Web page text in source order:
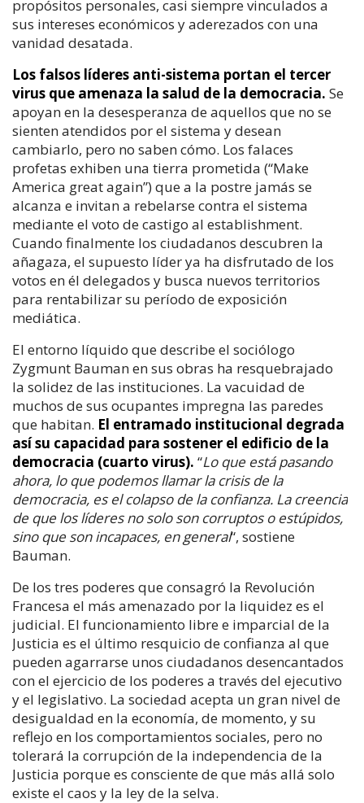
propósitos personales, casi siempre vinculados a
sus intereses económicos y aderezados con una
vanidad desatada.
Los falsos líderes anti-sistema portan el tercer
virus que amenaza la salud de la democracia. Se
apoyan en la desesperanza de aquellos que no se
sienten atendidos por el sistema y desean
cambiarlo, pero no saben cómo. Los falaces
profetas exhiben una tierra prometida (“Make
America great again”) que a la postre jamás se
alcanza e invitan a rebelarse contra el sistema
mediante el voto de castigo al establishment.
Cuando finalmente los ciudadanos descubren la
añagaza, el supuesto líder ya ha disfrutado de los
votos en él delegados y busca nuevos territorios
para rentabilizar su período de exposición
mediática.
El entorno líquido que describe el sociólogo
Zygmunt Bauman en sus obras ha resquebrajado
la solidez de las instituciones. La vacuidad de
muchos de sus ocupantes impregna las paredes
que habitan. El entramado institucional degrada
así su capacidad para sostener el edificio de la
democracia (cuarto virus). “Lo que está pasando
ahora, lo que podemos llamar la crisis de la
democracia, es el colapso de la confianza. La creencia
de que los líderes no solo son corruptos o estúpidos,
sino que son incapaces, en general“, sostiene
Bauman.
De los tres poderes que consagró la Revolución
Francesa el más amenazado por la liquidez es el
judicial. El funcionamiento libre e imparcial de la
Justicia es el último resquicio de confianza al que
pueden agarrarse unos ciudadanos desencantados
con el ejercicio de los poderes a través del ejecutivo
y el legislativo. La sociedad acepta un gran nivel de
desigualdad en la economía, de momento, y su
reflejo en los comportamientos sociales, pero no
tolerará la corrupción de la independencia de la
Justicia porque es consciente de que más allá solo
existe el caos y la ley de la selva.